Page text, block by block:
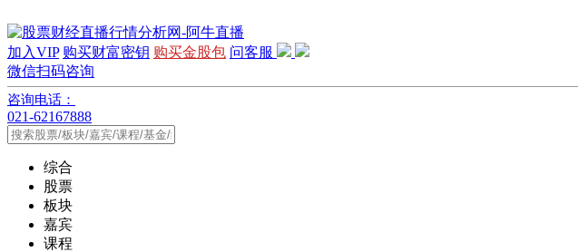
加入VIP 购买财富密钥 购买金股包 问客服
微信扫码咨询
咨询电话：
021-62167888
综合
股票
板块
嘉宾
课程